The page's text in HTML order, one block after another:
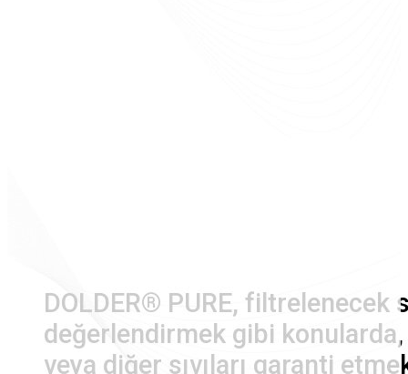
DOLDER® PURE, filtrelenecek
değerlendirmek gibi
veya diğer sıvıları garanti